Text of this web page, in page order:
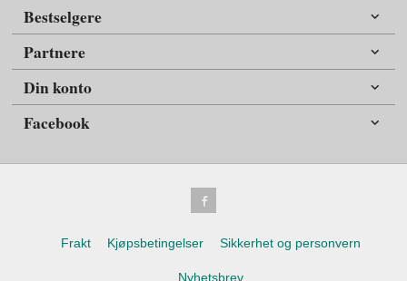
Bestselgere
Partnere
Din konto
Facebook
Frakt Kjøpsbetingelser Sikkerhet og personvern
Nyhetsbrev